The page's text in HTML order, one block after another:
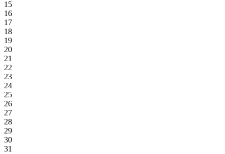
15
16
17
18
19
20
21
22
23
24
25
26
27
28
29
30
31